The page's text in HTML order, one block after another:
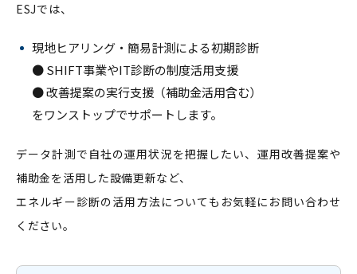
ESJでは、
現地ヒアリング・簡易計測による初期診断
● SHIFT事業やIT診断の制度活用支援
● 改善提案の実行支援（補助金活用含む）
をワンストップでサポートします。
データ計測で自社の運用状況を把握したい、運用改善提案や
補助金を活用した設備更新など、
エネルギー診断の活用方法についてもお気軽にお問い合わせ
ください。